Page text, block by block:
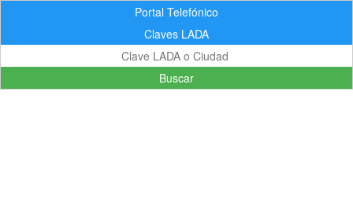
Portal Telefónico
Claves LADA
Buscar